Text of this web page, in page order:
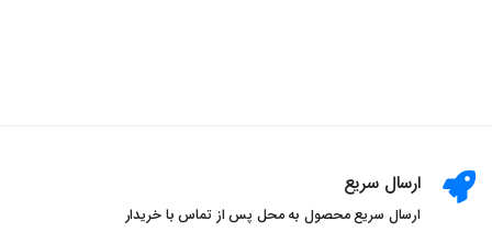
ارسال سریع
ارسال سریع محصول به محل پس از تماس با خریدار